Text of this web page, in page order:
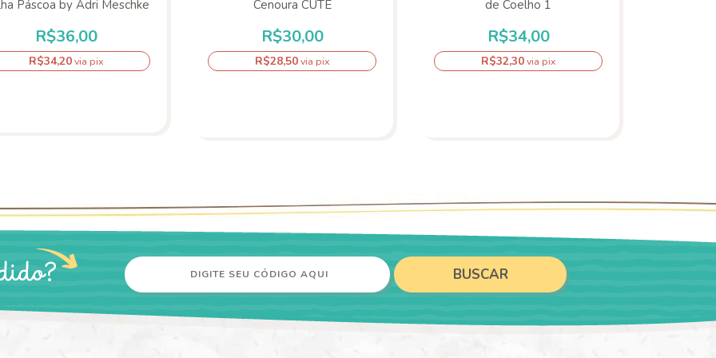
Páscoa by Adri Meschke
R$36,00
R$34,20via pix
Cenoura CUTE
R$30,00
R$28,50via pix
de Coelho 1
R$34,00
R$32,30via pix
BUSCAR